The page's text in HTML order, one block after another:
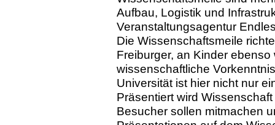
Aufbau, Logistik und
Veranstaltungsagentur
Die Wissenschaftsmeile
Freiburger, an Kinder
wissenschaftliche
Universität ist hier nicht nur
Präsentiert wird
Besucher sollen mitmachen